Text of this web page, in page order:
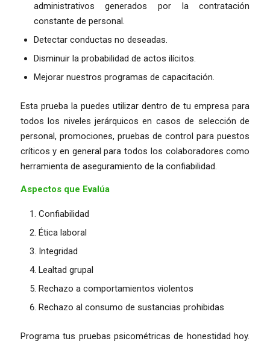
administrativos generados por la contratación
constante de personal.
Detectar conductas no deseadas.
Disminuir la probabilidad de actos ilícitos.
Mejorar nuestros programas de capacitación.
Esta prueba la puedes utilizar dentro de tu empresa para
todos los niveles jerárquicos en casos de selección de
personal, promociones, pruebas de control para puestos
críticos y en general para todos los colaboradores como
herramienta de aseguramiento de la confiabilidad.
Aspectos que Evalúa
Confiabilidad
Ética laboral
Integridad
Lealtad grupal
Rechazo a comportamientos violentos
Rechazo al consumo de sustancias prohibidas
Programa tus pruebas psicométricas de honestidad hoy.